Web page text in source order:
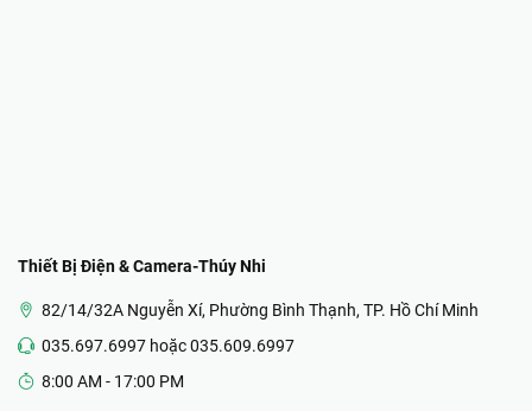
Thiết Bị Điện & Camera-Thúy Nhi
82/14/32A Nguyễn Xí, Phường Bình Thạnh, TP. Hồ Chí Minh
035.697.6997 hoặc 035.609.6997
8:00 AM - 17:00 PM